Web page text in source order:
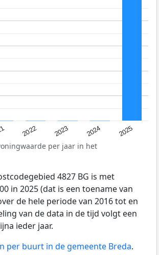
2022 2023 2024 2025
per jaar in het
4827 BG is met
in 2025 (dat is een toename van
de hele periode van 2016 tot en
van de data in de tijd volgt een
ieder jaar.
per buurt in de gemeente Breda.